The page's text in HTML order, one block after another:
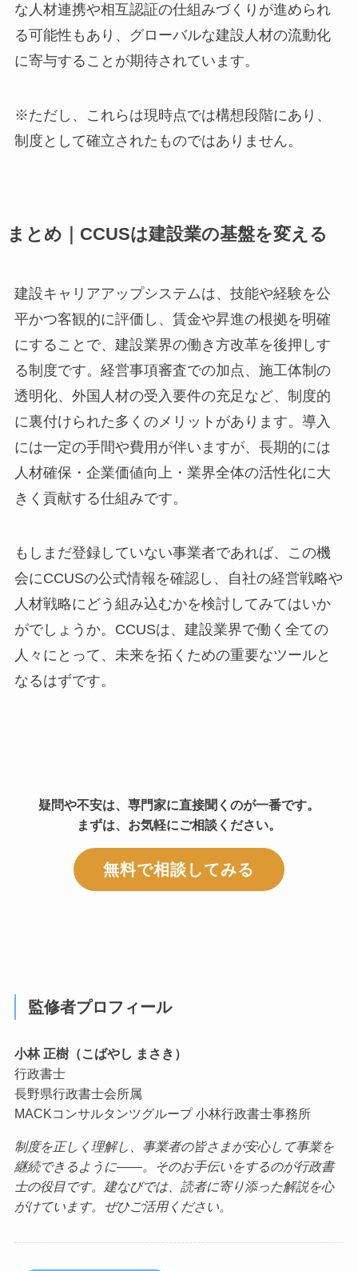
な人材連携や相互認証の仕組みづくりが進められ
る可能性もあり、グローバルな建設人材の流動化
に寄与することが期待されています。
※ただし、これらは現時点では構想段階にあり、
制度として確立されたものではありません。
まとめ｜CCUSは建設業の基盤を変える
建設キャリアアップシステムは、技能や経験を公
平かつ客観的に評価し、賃金や昇進の根拠を明確
にすることで、建設業界の働き方改革を後押しす
る制度です。経営事項審査での加点、施工体制の
透明化、外国人材の受入要件の充足など、制度的
に裏付けられた多くのメリットがあります。導入
には一定の手間や費用が伴いますが、長期的には
人材確保・企業価値向上・業界全体の活性化に大
きく貢献する仕組みです。
もしまだ登録していない事業者であれば、この機
会にCCUSの公式情報を確認し、自社の経営戦略や
人材戦略にどう組み込むかを検討してみてはいか
がでしょうか。CCUSは、建設業界で働く全ての
人々にとって、未来を拓くための重要なツールと
なるはずです。
疑問や不安は、専門家に直接聞くのが一番です。
まずは、お気軽にご相談ください。
無料で相談してみる
監修者プロフィール
小林 正樹（こばやし まさき）
行政書士
長野県行政書士会所属
MACKコンサルタンツグループ 小林行政書士事務所
制度を正しく理解し、事業者の皆さまが安心して事業を
継続できるように——。そのお手伝いをするのが行政書
士の役目です。建なびでは、読者に寄り添った解説を心
がけています。ぜひご活用ください。